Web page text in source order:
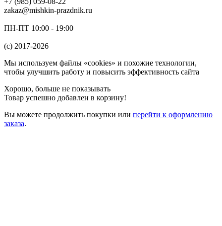
zakaz@mishkin-prazdnik.ru
ПН-ПТ 10:00 - 19:00
(c) 2017-2026
Мы используем файлы «cookies» и похожие технологии,
чтобы улучшить работу и повысить эффективность сайта
Хорошо, больше не показывать
Товар успешно добавлен в корзину!
Вы можете продолжить покупки или перейти к оформлению
заказа.